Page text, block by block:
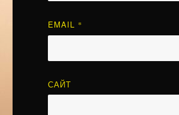
EMAIL *
САЙТ